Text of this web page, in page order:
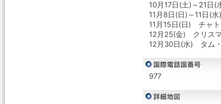
10月17日(土)～21日
11月8日(日)～11日(
11月15日(日) チャ
12月25(金) クリス
12月30日(水) タム
977